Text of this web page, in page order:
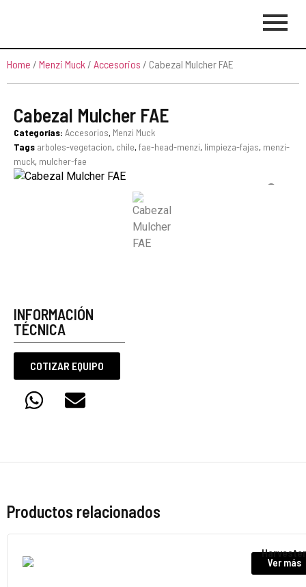
Home / Menzi Muck / Accesorios / Cabezal Mulcher FAE
Cabezal Mulcher FAE
Categorías: Accesorios, Menzi Muck
Tags arboles-vegetacion, chile, fae-head-menzi, limpieza-fajas, menzi-
muck, mulcher-fae
INFORMACIÓN
TÉCNICA
COTIZAR EQUIPO
Productos relacionados
Harvester
Ver más